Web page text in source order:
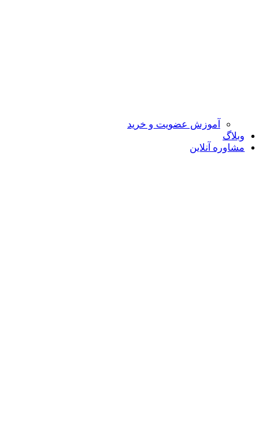
آموزش عضویت و خرید
وبلاگ
مشاوره آنلاین